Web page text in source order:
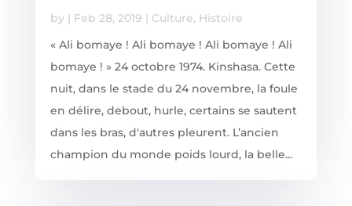
by Feb 28, 2019 Culture, Histoire
« Ali bomaye ! Ali bomaye ! Ali bomaye ! Ali
bomaye ! » 24 octobre 1974. Kinshasa. Cette
nuit, dans le stade du 24 novembre, la foule
en délire, debout, hurle, certains se sautent
dans les bras, d'autres pleurent. L’ancien
champion du monde poids lourd, la belle...